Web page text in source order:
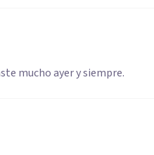
mucho ayer y siempre.